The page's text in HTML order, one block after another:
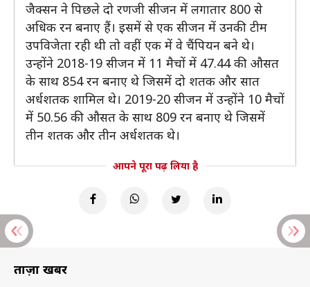
जैक्सन ने पिछले दो रणजी सीजन में लगातार 800 से
अधिक रन बनाए हैं। इसमें से एक सीजन में उनकी टीम
उपविजेता रही थी तो वहीं एक में वे चैंपियन बने थे।
उन्होंने 2018-19 सीजन में 11 मैचों में 47.44 की औसत
के साथ 854 रन बनाए थे जिसमें दो शतक और सात
अर्धशतक शामिल थे। 2019-20 सीजन में उन्होंने 10 मैचों
में 50.56 की औसत के साथ 809 रन बनाए थे जिसमें
तीन शतक और तीन अर्धशतक थे।
आपने पूरा पढ़ लिया है
ताज़ा खबरें